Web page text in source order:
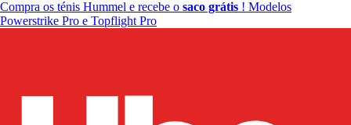
Compra os ténis Hummel e recebe o saco grátis ! Modelos
Powerstrike Pro e Topflight Pro